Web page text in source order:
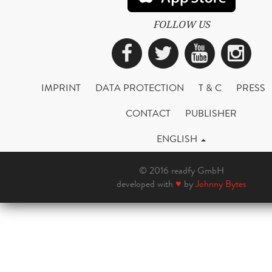
FOLLOW US
Facebook
Twitter
IMPRINT DATA PROTECTION T & C
PRESS
CONTACT
PUBLISHER
ENGLISH
© 2016 readfy GmbH
developed with ♥ byJohnny Bytes